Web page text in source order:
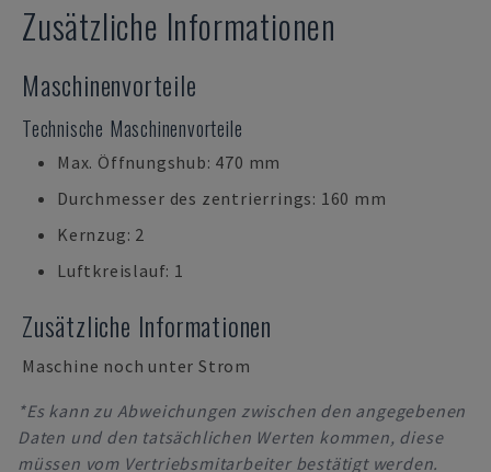
Zusätzliche Informationen
Maschinenvorteile
Technische Maschinenvorteile
Max. Öffnungshub: 470 mm
Durchmesser des zentrierrings: 160 mm
Kernzug: 2
Luftkreislauf: 1
Zusätzliche Informationen
Maschine noch unter Strom
*Es kann zu Abweichungen zwischen den angegebenen
Daten und den tatsächlichen Werten kommen, diese
müssen vom Vertriebsmitarbeiter bestätigt werden.